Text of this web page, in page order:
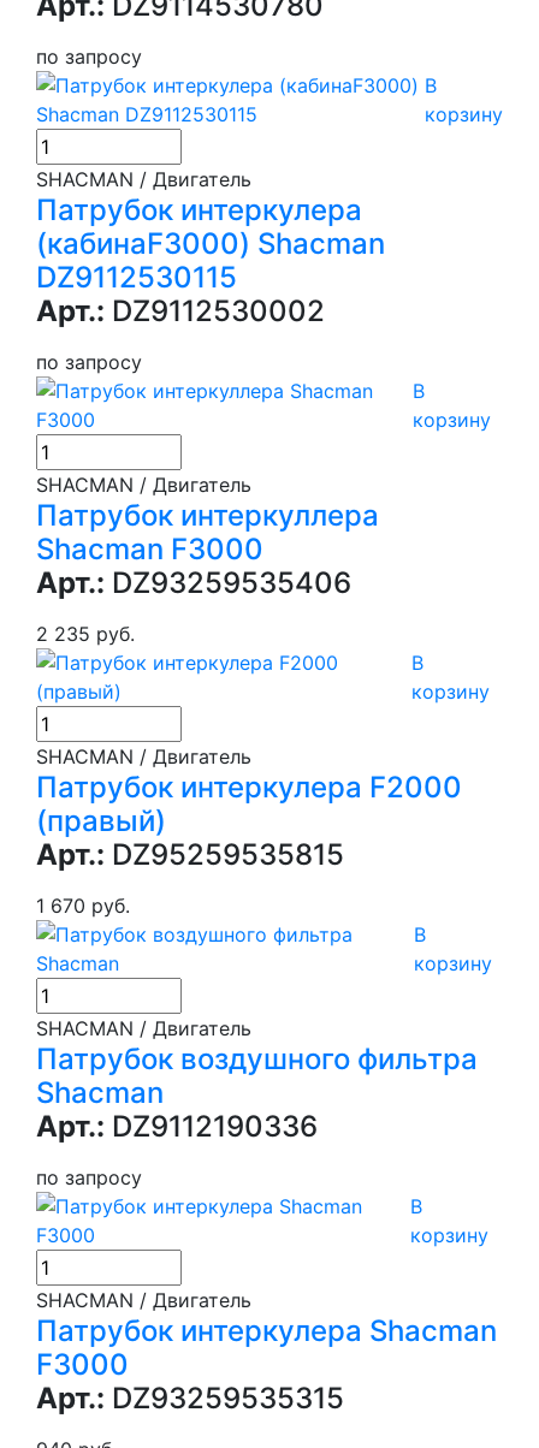
по запросу
В
корзину
SHACMAN / Двигатель
Патрубок интеркулера
(кабинаF3000) Shacman
DZ9112530115
Арт.: DZ9112530002
по запросу
В
корзину
SHACMAN / Двигатель
Патрубок интеркуллера
Shacman F3000
Арт.: DZ93259535406
2 235 руб.
В
корзину
SHACMAN / Двигатель
Патрубок интеркулера F2000
(правый)
Арт.: DZ95259535815
1 670 руб.
В
корзину
SHACMAN / Двигатель
Патрубок воздушного фильтра
Shacman
Арт.: DZ9112190336
по запросу
В
корзину
SHACMAN / Двигатель
Патрубок интеркулера Shacman
F3000
Арт.: DZ93259535315